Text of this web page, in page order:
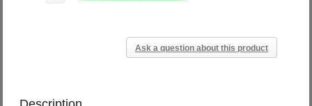
Ask a question about this product